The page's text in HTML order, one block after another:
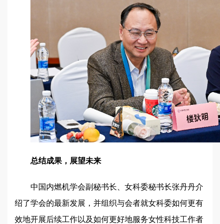
总结成果，展望未来
中国内燃机学会副秘书长、女科委秘书长张丹丹介
绍了学会的最新发展，并组织与会者就女科委如何更有
效地开展后续工作以及如何更好地服务女性科技工作者